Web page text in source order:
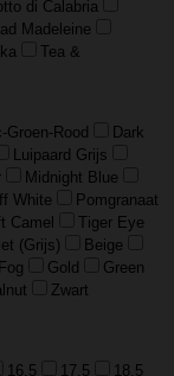
di Calabria
Madeleine
Tea &
Groen-Rood
Dark
Luipaard Grijs
Midnight Blue
White
Pomgranaat
Camel
Tiger Eye
(Grijs)
Beige
Fog Gold
Green
Zwart
16.5 17.5 18.5